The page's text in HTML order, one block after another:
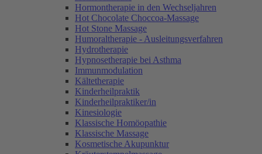
Hormontherapie in den Wechseljahren
Hot Chocolate Choccoa-Massage
Hot Stone Massage
Humoraltherapie - Ausleitungsverfahren
Hydrotherapie
Hypnosetherapie bei Asthma
Immunmodulation
Kältetherapie
Kinderheilpraktik
Kinderheilpraktiker/in
Kinesiologie
Klassische Homöopathie
Klassische Massage
Kosmetische Akupunktur